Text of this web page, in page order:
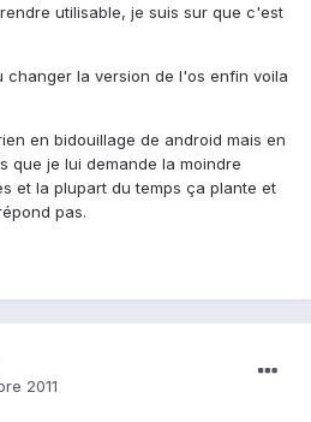
utilisable, je suis sur que c'est
changer la version de l'os enfin voila
en bidouillage de android mais en
que je lui demande la moindre
et la plupart du temps ça plante et
pas.
2011